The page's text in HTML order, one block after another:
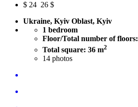
$ 24 26 $
Ukraine, Kyiv Oblast, Kyiv
1 bedroom
Floor/Total number of floors:
Total square: 36 m2
14 photos